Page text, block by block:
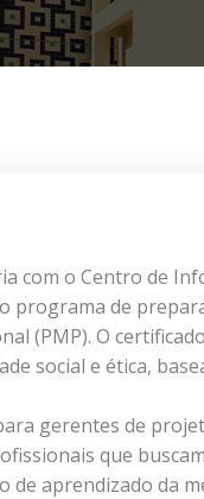
com o Centro de
programa de
(PMP). O
social e ética,
gerentes de
que
de aprendizado da